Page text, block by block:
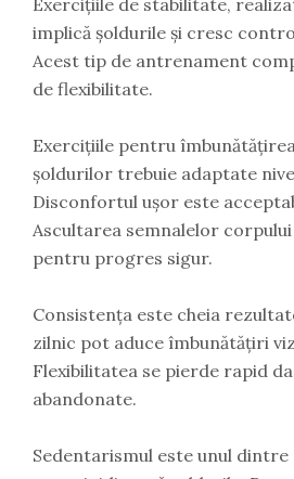
implică șoldurile și cresc
Acest tip de antrenament
de flexibilitate.
Exercițiile pentru
șoldurilor trebuie adaptate
Disconfortul ușor este
Ascultarea semnalelor
pentru progres sigur.
Consistența este cheia
zilnic pot aduce îmbunătățiri
Flexibilitatea se pierde rapid
abandonate.
Sedentarismul este unul